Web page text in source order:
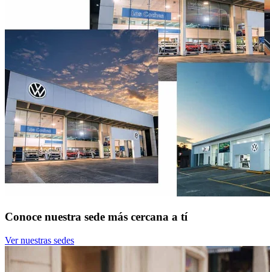
Conoce nuestra sede más cercana a tí
Ver nuestras sedes